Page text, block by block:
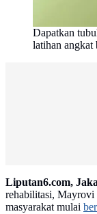
Dapatkan
latihan angkat
Liputan6.com,
rehabilitasi,
masyarakat mulai